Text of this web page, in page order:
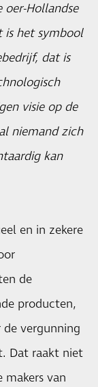
Hollandse
is het symbool
dat is
visie op de
niemand zich
kan
en in zekere
de
producten,
vergunning
Dat raakt niet
makers van